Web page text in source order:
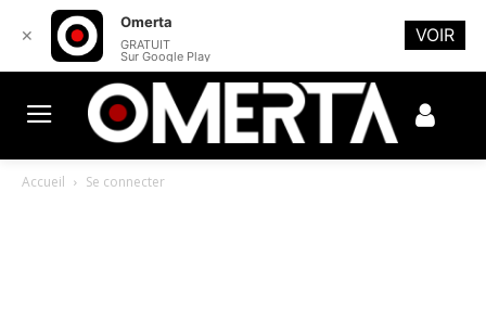
Accueil Se connecter
✕
Omerta
GRATUIT
Sur Google Play
VOIR